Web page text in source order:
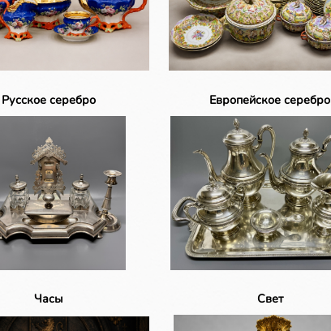
Русское серебро Европейское серебро
Часы Свет